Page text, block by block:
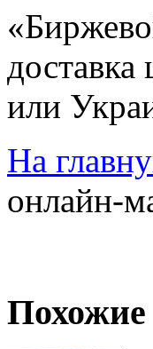
доставка
или
На
онлайн-